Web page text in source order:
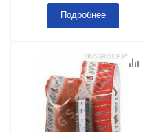
коррозии (VCI)
Подробнее